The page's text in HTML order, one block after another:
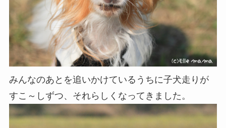
みんなのあとを追いかけているうちに子犬走りが
すこ～しずつ、それらしくなってきました。